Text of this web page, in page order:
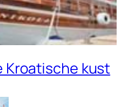
Kroatische kust